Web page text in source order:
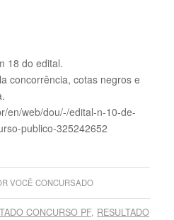
18 do edital.
concorrência, cotas negros e
en/web/dou/-/edital-n-10-de-
publico-325242652
VOCÊ CONCURSADO
CONCURSO PF, RESULTADO